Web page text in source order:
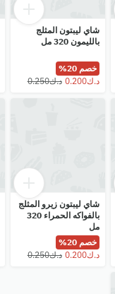
شاي ليبتون المثلج
بالليمون 320 مل
خصم 20%
⁦د.ك0.200⁩
⁦د.ك0.250⁩
شاي ليبتون زيرو المثلج
بالفواكه الحمراء 320
مل
خصم 20%
⁦د.ك0.200⁩
⁦د.ك0.250⁩